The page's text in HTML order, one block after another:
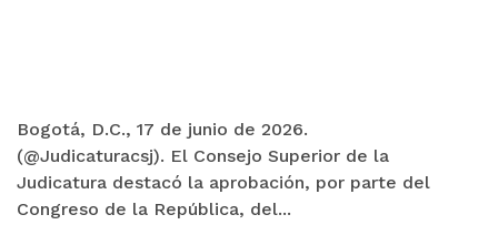
Bogotá, D.C., 17 de junio de 2026.
(@Judicaturacsj). El Consejo Superior de la
Judicatura destacó la aprobación, por parte del
Congreso de la República, del...